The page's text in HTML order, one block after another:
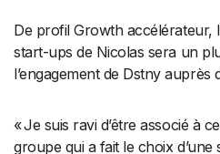
De profil Growth accélérateur,
start-ups de Nicolas sera un
l’engagement de Dstny auprès
« Je suis ravi d’être associé à
groupe qui a fait le choix d’une